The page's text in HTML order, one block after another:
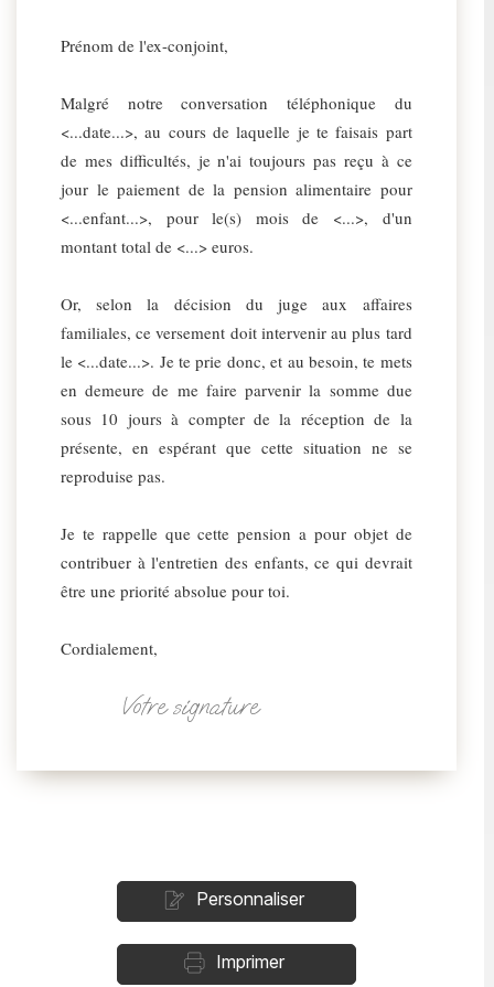
Prénom de l'ex-conjoint,
Malgré notre conversation téléphonique du
<...date...>, au cours de laquelle je te faisais part
de mes difficultés, je n'ai toujours pas reçu à ce
jour le paiement de la pension alimentaire pour
<...enfant...>, pour le(s) mois de <...>, d'un
montant total de <...> euros.
Or, selon la décision du juge aux affaires
familiales, ce versement doit intervenir au plus tard
le <...date...>. Je te prie donc, et au besoin, te mets
en demeure de me faire parvenir la somme due
sous 10 jours à compter de la réception de la
présente, en espérant que cette situation ne se
reproduise pas.
Je te rappelle que cette pension a pour objet de
contribuer à l'entretien des enfants, ce qui devrait
être une priorité absolue pour toi.
Cordialement,
Votre signature
Personnaliser
Imprimer